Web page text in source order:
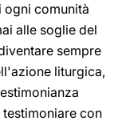
ogni comunità
alle soglie del
sempre
liturgica,
con